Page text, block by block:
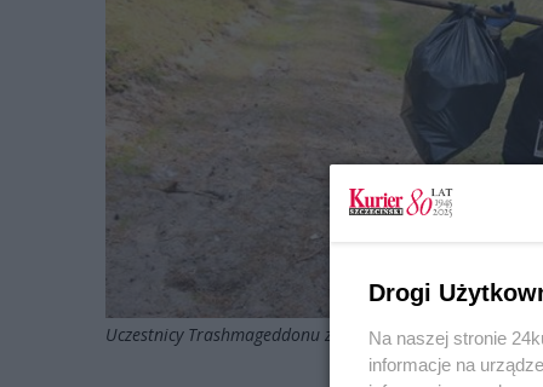
Uczestnicy Trashmageddonu zebrali blisko 5 ton śmieci
Drogi
Na naszej stronie
informacje na